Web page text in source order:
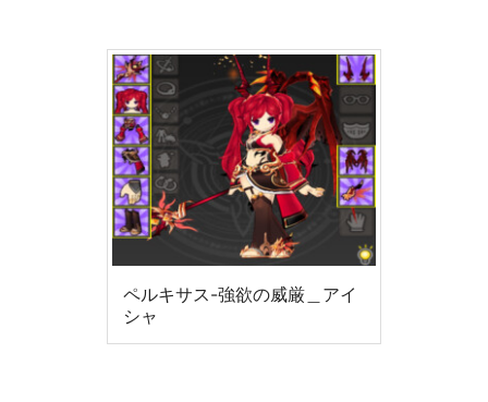
ペルキサス-強欲の威厳＿アイ
シャ